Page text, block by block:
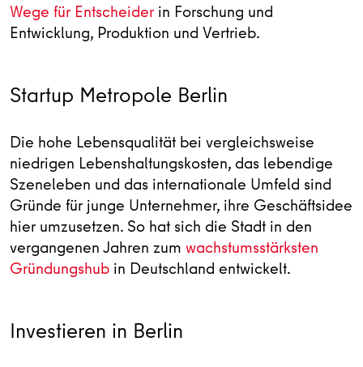
Wege für Entscheider in Forschung und
Entwicklung, Produktion und Vertrieb.
Startup Metropole Berlin
Die hohe Lebensqualität bei vergleichsweise
niedrigen Lebenshaltungskosten, das lebendige
Szeneleben und das internationale Umfeld sind
Gründe für junge Unternehmer, ihre Geschäftsidee
hier umzusetzen. So hat sich die Stadt in den
vergangenen Jahren zum wachstumsstärksten
Gründungshub in Deutschland entwickelt.
Investieren in Berlin